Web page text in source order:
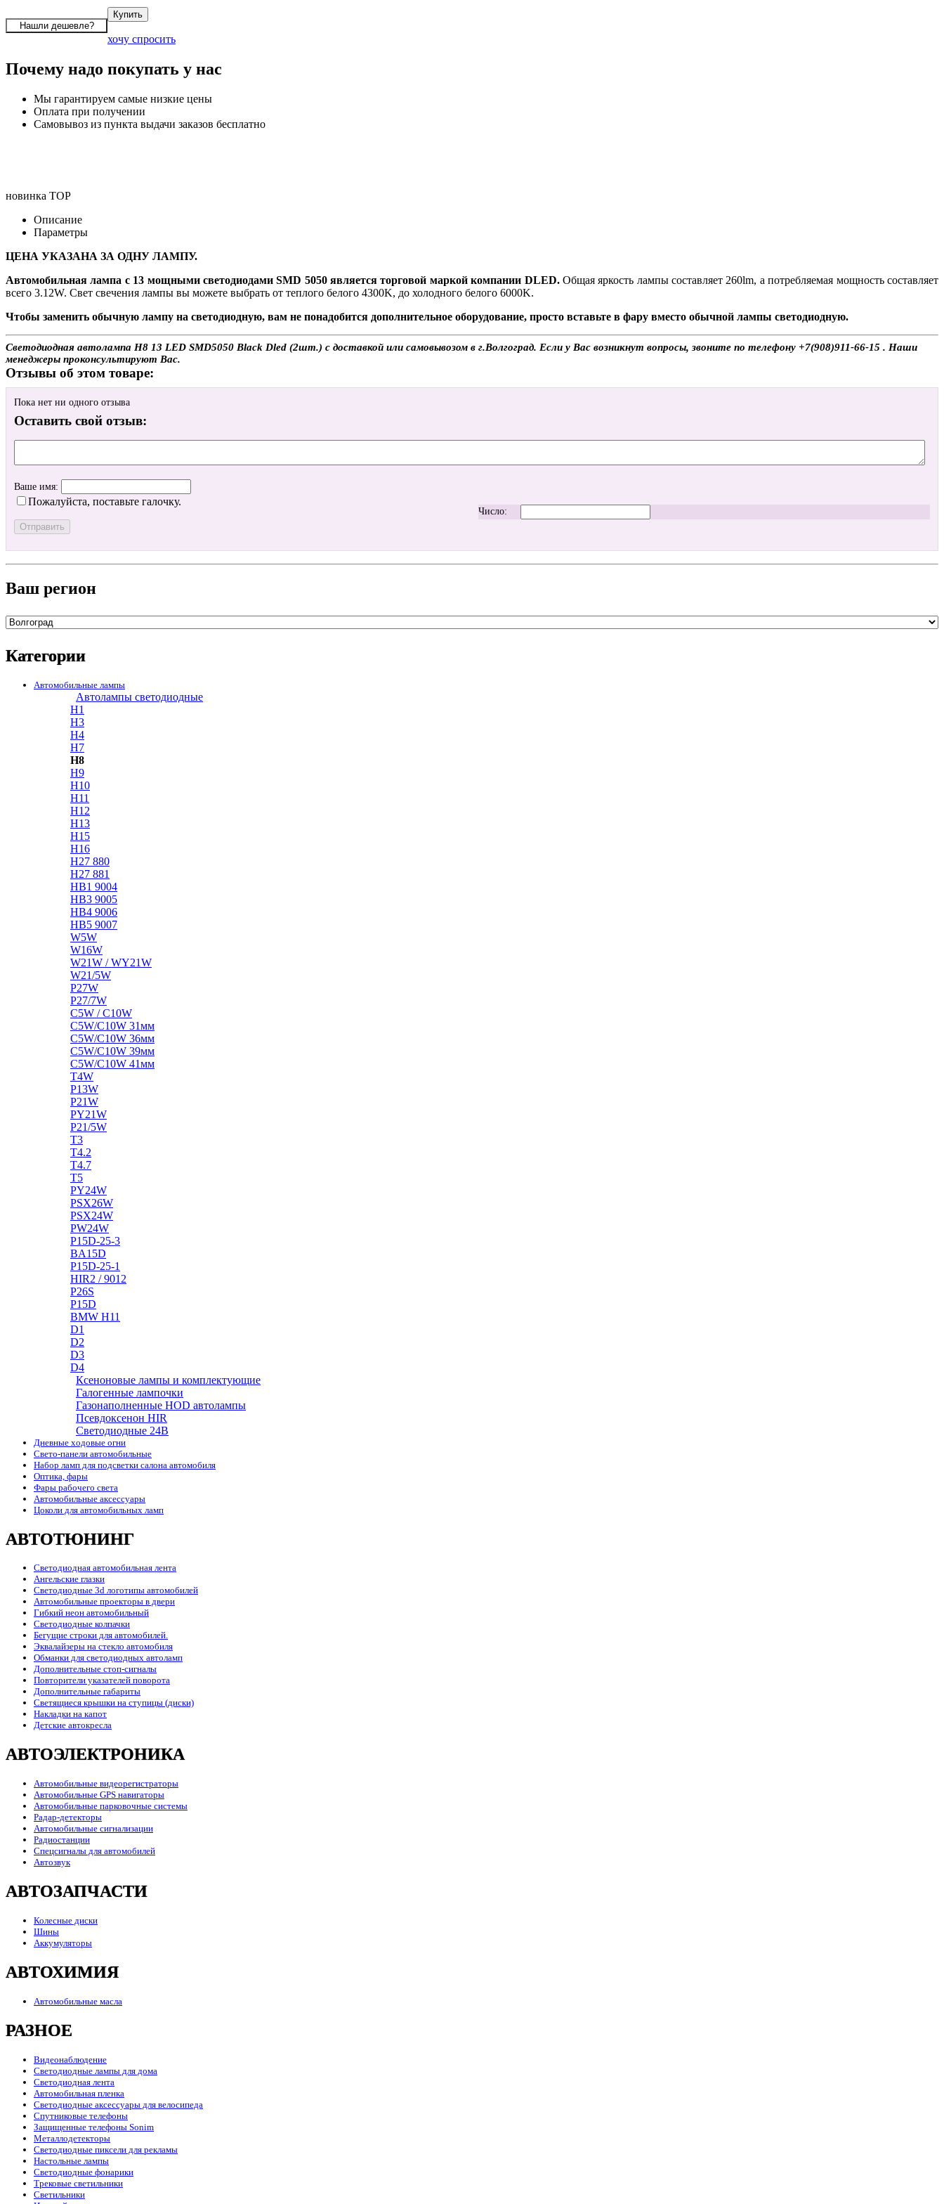
хочу спросить
Почему надо покупать у нас
Мы гарантируем самые низкие цены
Оплата при получении
Самовывоз из пункта выдачи заказов бесплатно
новинка TOP
Описание
Параметры
ЦЕНА УКАЗАНА ЗА ОДНУ ЛАМПУ.
Автомобильная лампа с 13 мощными светодиодами SMD 5050 является торговой маркой компании DLED.Общая яркость лампы составляет 260lm, а потребляемая мощность составляет
всего 3.12W. Свет свечения лампы вы можете выбрать от теплого белого 4300K, до холодного белого 6000K.
Чтобы заменить обычную лампу на светодиодную, вам не понадобится дополнительное оборудование, просто вставьте в фару вместо обычной лампы светодиодную.
Светодиодная автолампа H8 13 LED SMD5050 Black Dled (2шт.) с доставкой или самовывозом в г.Волгоград. Если у Вас возникнут вопросы, звоните по телефону +7(908)911-66-15 . Наши
менеджеры проконсультируют Вас.
Отзывы об этом товаре:
Пока нет ни одного отзыва
Оставить свой отзыв:
Ваше имя:
Пожалуйста, поставьте галочку.
Число:
Ваш регион
Категории
Автомобильные лампы
Автолампы светодиодные
H1
H3
H4
H7
H8
H9
H10
H11
H12
H13
H15
H16
H27 880
H27 881
HB1 9004
HB3 9005
HB4 9006
HB5 9007
W5W
W16W
W21W / WY21W
W21/5W
P27W
P27/7W
C5W / C10W
C5W/C10W 31мм
C5W/C10W 36мм
C5W/C10W 39мм
C5W/C10W 41мм
T4W
P13W
P21W
PY21W
P21/5W
T3
T4.2
T4.7
T5
PY24W
PSX26W
PSX24W
PW24W
P15D-25-3
BA15D
P15D-25-1
HIR2 / 9012
P26S
P15D
BMW H11
D1
D2
D3
D4
Ксеноновые лампы и комплектующие
Галогенные лампочки
Газонаполненные HOD автолампы
Псевдоксенон HIR
Cветодиодные 24B
Дневные ходовые огни
Свето-панели автомобильные
Набор ламп для подсветки салона автомобиля
Оптика, фары
Фары рабочего света
Автомобильные аксессуары
Цоколи для автомобильных ламп
АВТОТЮНИНГ
Светодиодная автомобильная лента
Ангельские глазки
Светодиодные 3d логотипы автомобилей
Автомобильные проекторы в двери
Гибкий неон автомобильный
Светодиодные колпачки
Бегущие строки для автомобилей.
Эквалайзеры на стекло автомобиля
Обманки для светодиодных автоламп
Дополнительные стоп-сигналы
Повторители указателей поворота
Дополнительные габариты
Светящиеся крышки на ступицы (диски)
Накладки на капот
Детские автокресла
АВТОЭЛЕКТРОНИКА
Автомобильные видеорегистраторы
Автомобильные GPS навигаторы
Автомобильные парковочные системы
Радар-детекторы
Автомобильные сигнализации
Радиостанции
Спецсигналы для автомобилей
Автозвук
АВТОЗАПЧАСТИ
Колесные диски
Шины
Аккумуляторы
АВТОХИМИЯ
Автомобильные масла
РАЗНОЕ
Видеонаблюдение
Светодиодные лампы для дома
Светодиодная лента
Автомобильная пленка
Светодиодные аксессуары для велосипеда
Спутниковые телефоны
Защищенные телефоны Sonim
Металлодетекторы
Светодиодные пиксели для рекламы
Настольные лампы
Светодиодные фонарики
Трековые светильники
Светильники